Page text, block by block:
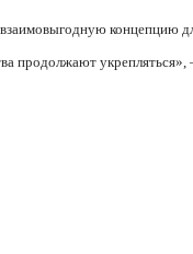
концепцию
продолжают